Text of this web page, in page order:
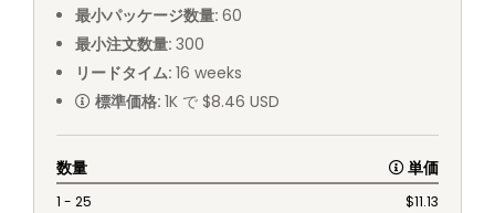
最小パッケージ数量: 60
最小注文数量: 300
リードタイム: 16 weeks
標準価格: 1K で $8.46 USD
数量 単価
1 - 25 $11.13